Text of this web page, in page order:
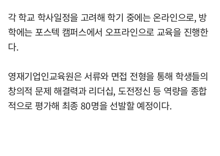
각 학교 학사일정을 고려해 학기 중에는 온라인으로, 방
학에는 포스텍 캠퍼스에서 오프라인으로 교육을 진행한
다.
영재기업인교육원은 서류와 면접 전형을 통해 학생들의
창의적 문제 해결력과 리더십, 도전정신 등 역량을 종합
적으로 평가해 최종 80명을 선발할 예정이다.